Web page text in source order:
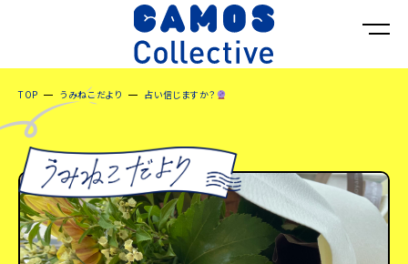
TOP うみねこだより 占い信じますか？